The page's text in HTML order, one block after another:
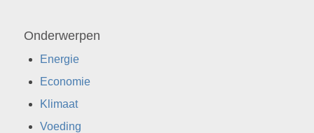
Onderwerpen
Energie
Economie
Klimaat
Voeding